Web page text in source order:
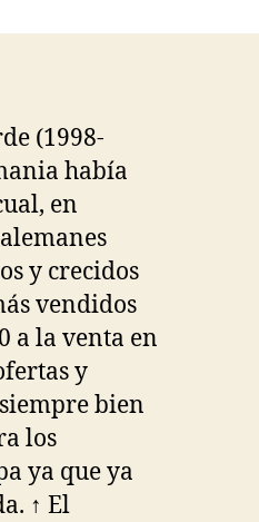
(1998-
había
en
y crecidos
vendidos
a la venta en
y
bien
los
ya que ya
↑ El